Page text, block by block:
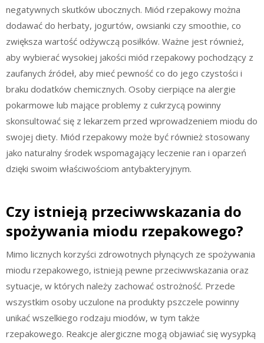
negatywnych skutków ubocznych. Miód rzepakowy można
dodawać do herbaty, jogurtów, owsianki czy smoothie, co
zwiększa wartość odżywczą posiłków. Ważne jest również,
aby wybierać wysokiej jakości miód rzepakowy pochodzący z
zaufanych źródeł, aby mieć pewność co do jego czystości i
braku dodatków chemicznych. Osoby cierpiące na alergie
pokarmowe lub mające problemy z cukrzycą powinny
skonsultować się z lekarzem przed wprowadzeniem miodu do
swojej diety. Miód rzepakowy może być również stosowany
jako naturalny środek wspomagający leczenie ran i oparzeń
dzięki swoim właściwościom antybakteryjnym.
Czy istnieją przeciwwskazania do
spożywania miodu rzepakowego?
Mimo licznych korzyści zdrowotnych płynących ze spożywania
miodu rzepakowego, istnieją pewne przeciwwskazania oraz
sytuacje, w których należy zachować ostrożność. Przede
wszystkim osoby uczulone na produkty pszczele powinny
unikać wszelkiego rodzaju miodów, w tym także
rzepakowego. Reakcje alergiczne mogą objawiać się wysypką